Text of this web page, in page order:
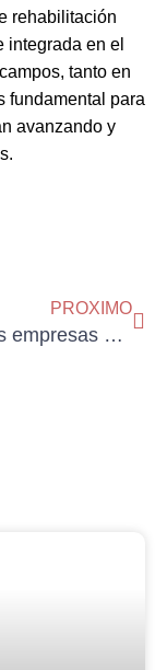
rehabilitación
integrada en el
tanto en
fundamental para
avanzando y
PROXIMO
Cómo las empresas pueden cuidar el medio ambiente